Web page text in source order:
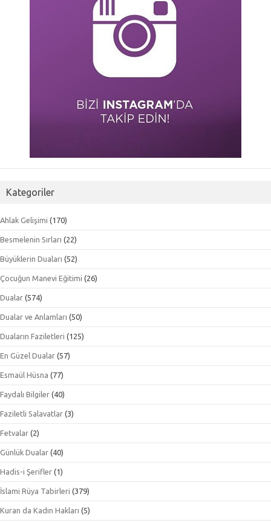
Kategoriler
Ahlak Gelişimi (170)
Besmelenin Sırları (22)
Büyüklerin Duaları (52)
Çocuğun Manevi Eğitimi (26)
Dualar (574)
Dualar ve Anlamları (50)
Duaların Faziletleri (125)
En Güzel Dualar (57)
Esmaül Hüsna (77)
Faydalı Bilgiler (40)
Faziletli Salavatlar (3)
Fetvalar (2)
Günlük Dualar (40)
Hadis-i Şerifler (1)
İslami Rüya Tabirleri (379)
Kuran da Kadın Hakları (5)